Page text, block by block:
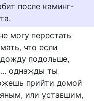
после каминг-
могу перестать
что если
подольше,
однажды ты
прийти домой
или уставшим,